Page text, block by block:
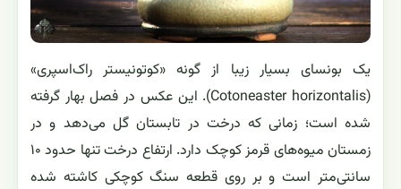
یک بونسای بسیار زیبا از گونه «کوتونیستر راک‌اسپری»
(Cotoneaster horizontalis). این عکس در فصل بهار گرفته
شده است؛ زمانی که درخت در تابستان گل می‌دهد و در
زمستان میوه‌های قرمز کوچک دارد. ارتفاع درخت تنها حدود ۱۰
سانتی‌متر است و بر روی قطعه سنگ کوچکی کاشته شده